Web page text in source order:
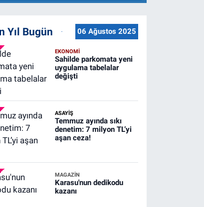
Yıl Bugün 06 Ağustos 2025
EKONOMİ
Sahilde parkomata yeni
uygulama tabelalar
değişti
ASAYİŞ
Temmuz ayında sıkı
denetim: 7 milyon TL’yi
aşan ceza!
MAGAZİN
Karasu'nun dedikodu
kazanı